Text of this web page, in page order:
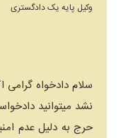
وکیل پایه یک دادگستری
سلام دادخواه
نشد میتوانید
حرج به دلیل عدم